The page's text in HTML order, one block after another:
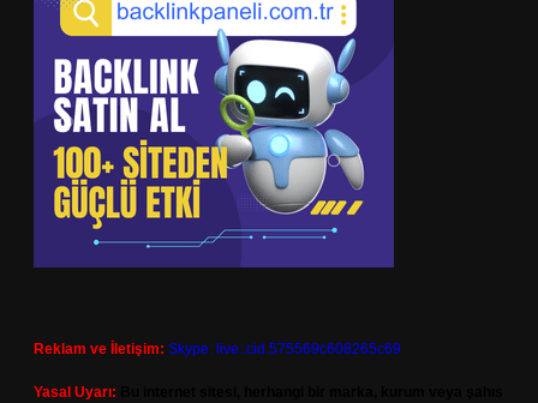
Reklam ve İletişim: Skype: live:.cid.575569c608265c69
Yasal Uyarı: